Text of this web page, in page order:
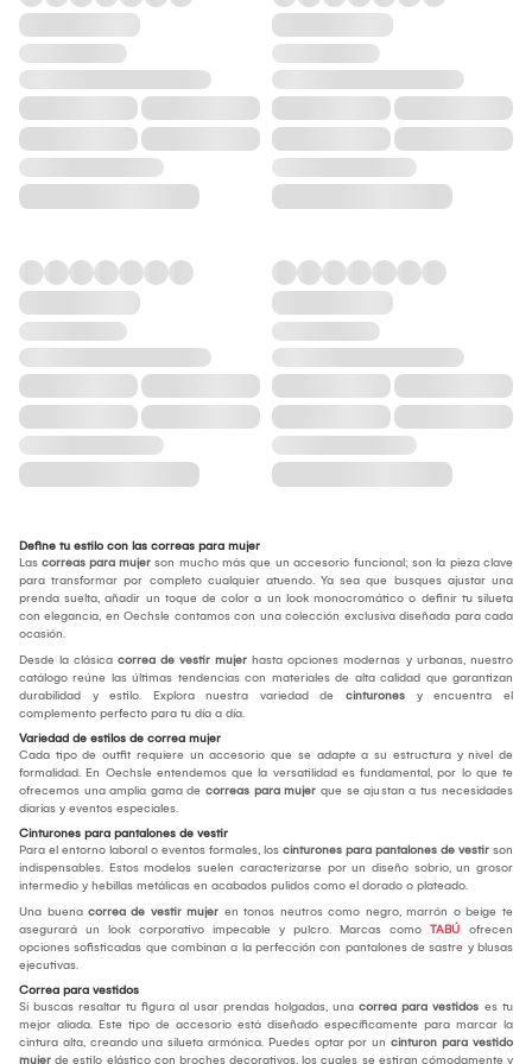
Define tu estilo con las correas para mujer
Las correas para mujer son mucho más que un accesorio funcional; son la pieza clave
para transformar por completo cualquier atuendo. Ya sea que busques ajustar una
prenda suelta, añadir un toque de color a un look monocromático o definir tu silueta
con elegancia, en Oechsle contamos con una colección exclusiva diseñada para cada
ocasión.
Desde la clásica correa de vestir mujer hasta opciones modernas y urbanas, nuestro
catálogo reúne las últimas tendencias con materiales de alta calidad que garantizan
durabilidad y estilo. Explora nuestra variedad de cinturones y encuentra el
complemento perfecto para tu día a día.
Variedad de estilos de correa mujer
Cada tipo de outfit requiere un accesorio que se adapte a su estructura y nivel de
formalidad. En Oechsle entendemos que la versatilidad es fundamental, por lo que te
ofrecemos una amplia gama de correas para mujer que se ajustan a tus necesidades
diarias y eventos especiales.
Cinturones para pantalones de vestir
Para el entorno laboral o eventos formales, los cinturones para pantalones de vestir son
indispensables. Estos modelos suelen caracterizarse por un diseño sobrio, un grosor
intermedio y hebillas metálicas en acabados pulidos como el dorado o plateado.
Una buena correa de vestir mujer en tonos neutros como negro, marrón o beige te
asegurará un look corporativo impecable y pulcro. Marcas como TABÚ ofrecen
opciones sofisticadas que combinan a la perfección con pantalones de sastre y blusas
ejecutivas.
Correa para vestidos
Si buscas resaltar tu figura al usar prendas holgadas, una correa para vestidos es tu
mejor aliada. Este tipo de accesorio está diseñado específicamente para marcar la
cintura alta, creando una silueta armónica. Puedes optar por un cinturon para vestido
mujer de estilo elástico con broches decorativos, los cuales se estiran cómodamente y